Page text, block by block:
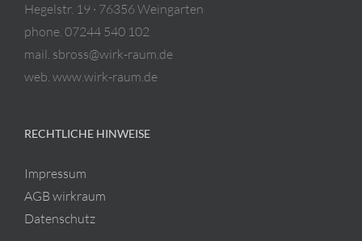
Hegelstr. 19 · 76356 Weingarten
phone. 07244 540 102
mail. sbross@wirk-raum.de
web. www.wirk-raum.de
RECHTLICHE HINWEISE
Impressum
AGB wirkraum
Datenschutz